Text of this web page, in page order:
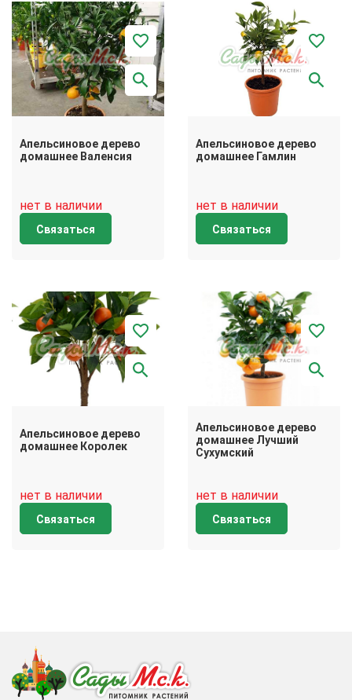
Апельсиновое дерево
домашнее Валенсия
нет в наличии
Связаться
Апельсиновое дерево
домашнее Гамлин
нет в наличии
Связаться
Апельсиновое дерево
домашнее Королек
нет в наличии
Связаться
Апельсиновое дерево
домашнее Лучший
Сухумский
нет в наличии
Связаться